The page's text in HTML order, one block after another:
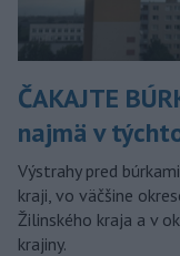
ČAKAJTE
najmä v
Výstrahy pred
kraji, vo väčšine
Žilinského kraja a v
krajiny.